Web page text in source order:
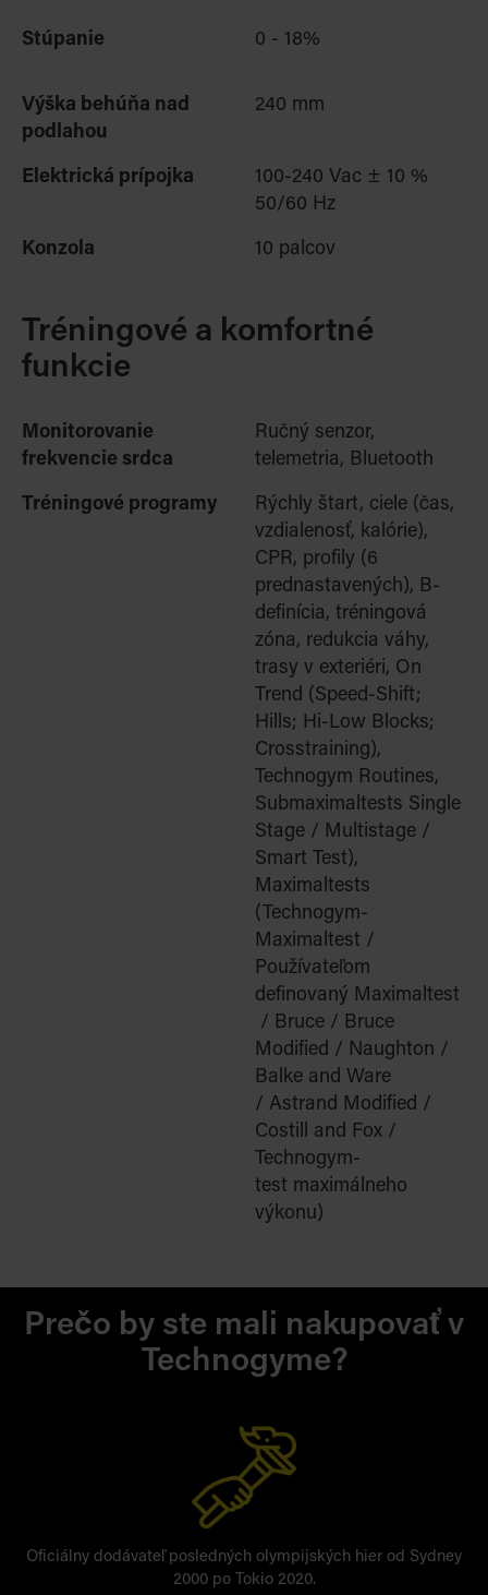
Stúpanie 0 - 18%
Výška behúňa nad
podlahou
240 mm
Elektrická prípojka
100-240 Vac ± 10 %
50/60 Hz
Konzola 10 palcov
Tréningové a komfortné
funkcie
Monitorovanie
frekvencie srdca
Ručný senzor,
telemetria, Bluetooth
Tréningové programy
Rýchly štart, ciele (čas,
vzdialenosť, kalórie),
CPR, profily (6
prednastavených), B-
definícia, tréningová
zóna, redukcia váhy,
trasy v exteriéri, On
Trend (Speed-Shift;
Hills; Hi-Low Blocks;
Crosstraining),
Technogym Routines,
Submaximaltests Single
Stage / Multistage /
Smart Test),
Maximaltests
(Technogym-
Maximaltest /
Používateľom
definovaný Maximaltest
/ Bruce / Bruce
Modified / Naughton /
Balke and Ware
/ Astrand Modified /
Costill and Fox /
Technogym-
test maximálneho
výkonu)
Prečo by ste mali nakupovať v
Technogyme?
Oficiálny dodávateľ posledných olympijských hier od Sydney
2000 po Tokio 2020.